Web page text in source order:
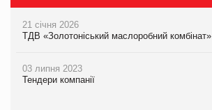
21 січня 2026
ТДВ «Золотоніський маслоробний комбінат»
03 липня 2023
Тендери компанії